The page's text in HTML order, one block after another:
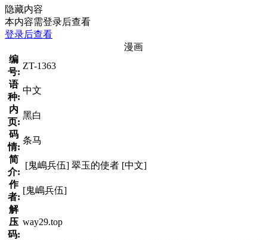
隐藏内容
本内容需登录后查看
登录后查看
漫画
编
号:
ZT-1363
语
种:
中文
内
页:
黑白
码
情:
条马
简
介:
[鬼嶋兵伍] 翠玉的使者 [中文]
作
者:
[鬼嶋兵伍]
解
压
码:
way29.top